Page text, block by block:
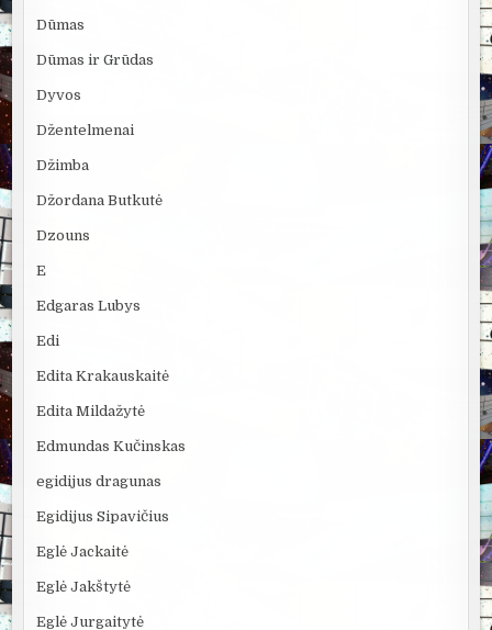
Dūmas
Dūmas ir Grūdas
Dyvos
Džentelmenai
Džimba
Džordana Butkutė
Dzouns
E
Edgaras Lubys
Edi
Edita Krakauskaitė
Edita Mildažytė
Edmundas Kučinskas
egidijus dragunas
Egidijus Sipavičius
Eglė Jackaitė
Eglė Jakštytė
Eglė Jurgaitytė